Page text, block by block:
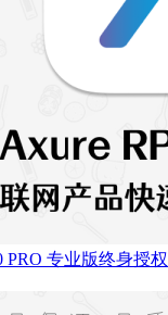
PRO 专业版终身授权